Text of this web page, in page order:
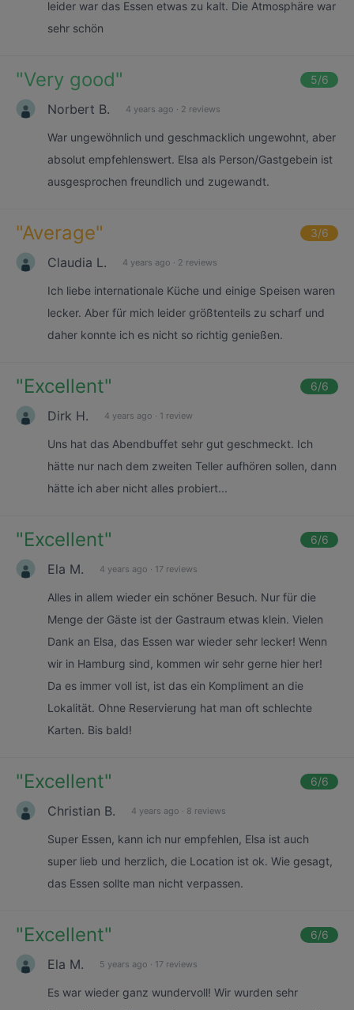
leider war das Essen etwas zu kalt. Die Atmosphäre war
sehr schön
"Very good" 5/6
Norbert B. 4 years ago · 2 reviews
War ungewöhnlich und geschmacklich ungewohnt, aber
absolut empfehlenswert. Elsa als Person/Gastgebein ist
ausgesprochen freundlich und zugewandt.
"Average" 3/6
Claudia L. 4 years ago · 2 reviews
Ich liebe internationale Küche und einige Speisen waren
lecker. Aber für mich leider größtenteils zu scharf und
daher konnte ich es nicht so richtig genießen.
"Excellent" 6/6
Dirk H. 4 years ago · 1 review
Uns hat das Abendbuffet sehr gut geschmeckt. Ich
hätte nur nach dem zweiten Teller aufhören sollen, dann
hätte ich aber nicht alles probiert...
"Excellent" 6/6
Ela M. 4 years ago · 17 reviews
Alles in allem wieder ein schöner Besuch. Nur für die
Menge der Gäste ist der Gastraum etwas klein. Vielen
Dank an Elsa, das Essen war wieder sehr lecker! Wenn
wir in Hamburg sind, kommen wir sehr gerne hier her!
Da es immer voll ist, ist das ein Kompliment an die
Lokalität. Ohne Reservierung hat man oft schlechte
Karten. Bis bald!
"Excellent" 6/6
Christian B. 4 years ago · 8 reviews
Super Essen, kann ich nur empfehlen, Elsa ist auch
super lieb und herzlich, die Location ist ok. Wie gesagt,
das Essen sollte man nicht verpassen.
"Excellent" 6/6
Ela M. 5 years ago · 17 reviews
Es war wieder ganz wundervoll! Wir wurden sehr